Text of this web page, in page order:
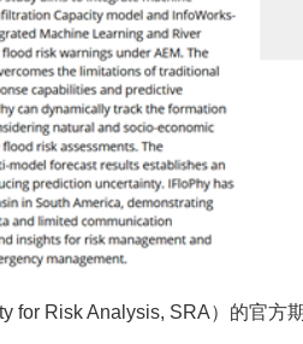
for Risk Analysis, SRA）的官方